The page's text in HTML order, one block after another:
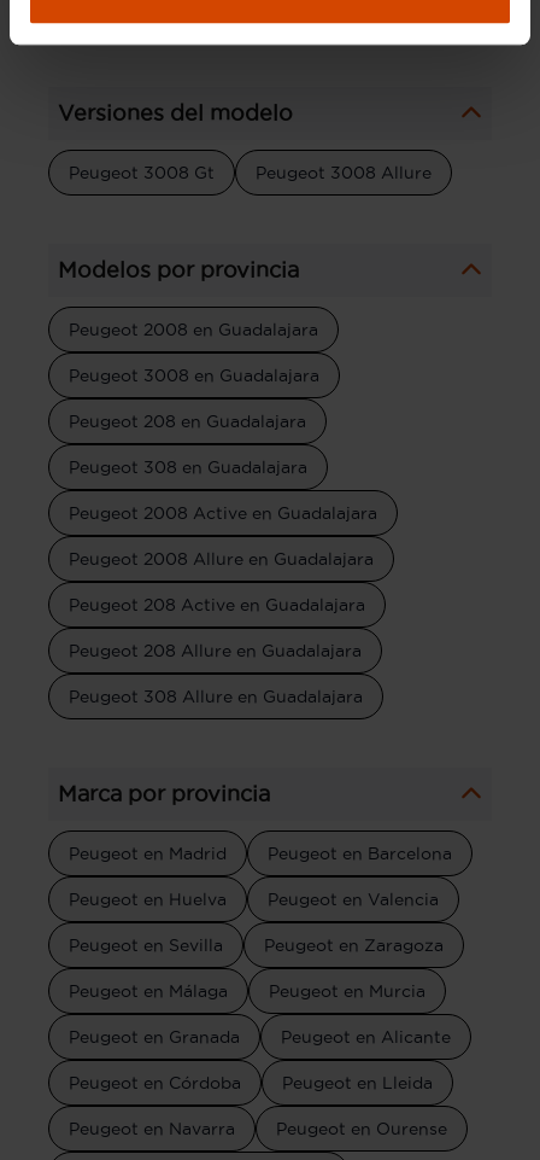
Versiones del modelo
Peugeot 3008 Gt Peugeot 3008 Allure
Modelos por provincia
Peugeot 2008 en Guadalajara
Peugeot 3008 en Guadalajara
Peugeot 208 en Guadalajara
Peugeot 308 en Guadalajara
Peugeot 2008 Active en Guadalajara
Peugeot 2008 Allure en Guadalajara
Peugeot 208 Active en Guadalajara
Peugeot 208 Allure en Guadalajara
Peugeot 308 Allure en Guadalajara
Marca por provincia
Peugeot en Madrid Peugeot en Barcelona
Peugeot en Huelva Peugeot en Valencia
Peugeot en Sevilla Peugeot en Zaragoza
Peugeot en Málaga Peugeot en Murcia
Peugeot en Granada Peugeot en Alicante
Peugeot en Córdoba Peugeot en Lleida
Peugeot en Navarra Peugeot en Ourense